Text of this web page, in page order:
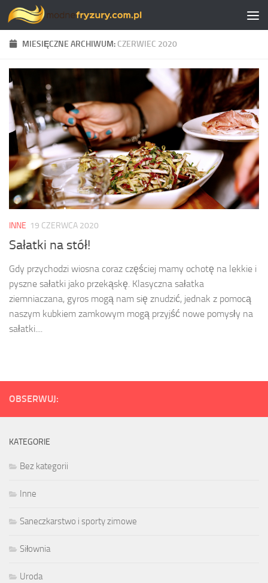
Skip to content
MIESIĘCZNE ARCHIWUM: CZERWIEC 2020
INNE 19 CZERWCA 2020
Sałatki na stół!
Gdy przychodzi wiosna coraz częściej mamy ochotę na lekkie i
pyszne sałatki jako przekąskę. Klasyczna sałatka
ziemniaczana, gyros mogą nam się znudzić, jednak z pomocą
naszym kubkiem zamkowym mogą przyjść nowe pomysły na
sałatki....
OBSERWUJ:
KATEGORIE
Bez kategorii
Inne
Saneczkarstwo i sporty zimowe
Siłownia
Uroda